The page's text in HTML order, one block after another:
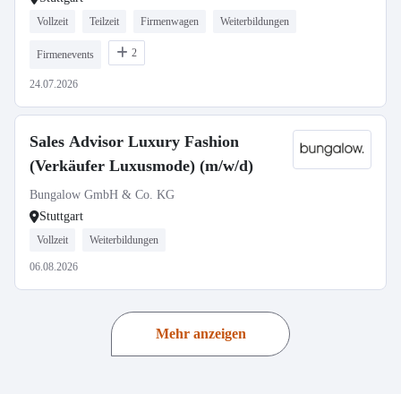
Vollzeit Teilzeit Firmenwagen Weiterbildungen
Firmenevents 2
24.07.2026
Sales Advisor Luxury Fashion
(Verkäufer Luxusmode) (m/w/d)
Bungalow GmbH & Co. KG
Stuttgart
Vollzeit Weiterbildungen
06.08.2026
Mehr anzeigen